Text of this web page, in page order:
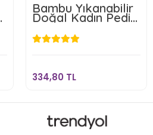
Bambu Yıkanabilir
Doğal Kadın Pedi
3'lü Set
334,80 TL
334,80 TL